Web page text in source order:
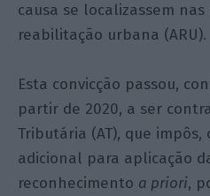
causa se localizassem
reabilitação urbana (ARU).
Esta convicção passou,
partir de 2020, a ser
Tributária (AT), que impôs,
adicional para aplicação
reconhecimento a priori,